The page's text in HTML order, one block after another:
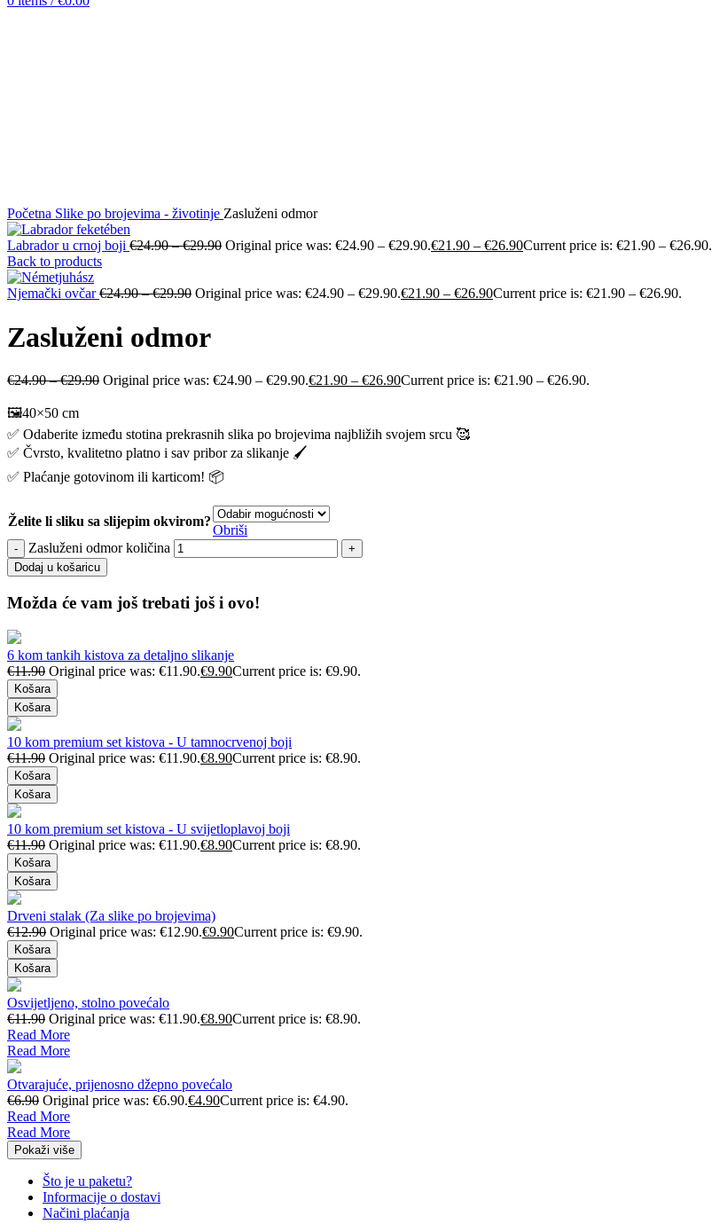
Početna Slike po brojevima - životinje Zasluženi odmor
Labrador u crnoj boji €24.90–€29.90 Original price was: €24.90 – €29.90.€21.90 – €26.90Current price is: €21.90 – €26.90.
Back to products
Njemački ovčar€24.90–€29.90 Original price was: €24.90 – €29.90.€21.90 – €26.90Current price is: €21.90 – €26.90.
Zasluženi odmor
€24.90–€29.90 Original price was: €24.90 – €29.90.€21.90 – €26.90Current price is: €21.90 – €26.90.
🖼️40×50 cm
✅ Odaberite između stotina prekrasnih slika po brojevima najbližih svojem srcu 🥰
✅ Čvrsto, kvalitetno platno i sav pribor za slikanje 🖌️
✅ Plaćanje gotovinom ili karticom! 📦
Želite li sliku sa slijepim okvirom?
Obriši
Zasluženi odmor količina
Dodaj u košaricu
Možda će vam još trebati još i ovo!
6 kom tankih kistova za detaljno slikanje
€11.90 Original price was: €11.90.€9.90Current price is: €9.90.
Košara
Košara
10 kom premium set kistova - U tamnocrvenoj boji
€11.90 Original price was: €11.90.€8.90Current price is: €8.90.
Košara
Košara
10 kom premium set kistova - U svijetloplavoj boji
€11.90 Original price was: €11.90.€8.90Current price is: €8.90.
Košara
Košara
Drveni stalak (Za slike po brojevima)
€12.90 Original price was: €12.90.€9.90Current price is: €9.90.
Košara
Košara
Osvijetljeno, stolno povećalo
€11.90 Original price was: €11.90.€8.90Current price is: €8.90.
Read More
Read More
Otvarajuće, prijenosno džepno povećalo
€6.90 Original price was: €6.90.€4.90Current price is: €4.90.
Read More
Read More
Pokaži više
Što je u paketu?
Informacije o dostavi
Načini plaćanja